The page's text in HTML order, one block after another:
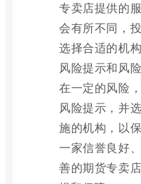
专卖店提供的
会有所不同，
选择合适的机
风险提示和风
在一定的风险
风险提示，并
施的机构，以
一家信誉良好
善的期货专卖